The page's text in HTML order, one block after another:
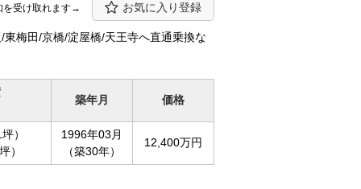
を受け取れます→ お気に入り登録
梅田/京橋/淀屋橋/天王寺へ直通乗換な
築年月 価格
）
）
1996年03月
（築30年）
12,400万円